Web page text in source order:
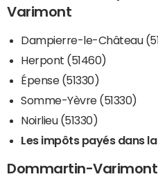
Varimont
Dampierre-le-Château
Herpont (51460)
Épense (51330)
Somme-Yèvre (51330)
Noirlieu (51330)
Les impôts payés dans
Dommartin-Varimont